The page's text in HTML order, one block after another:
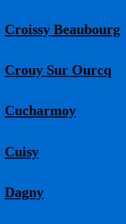
Croissy Beaubourg
Crouy Sur Ourcq
Cucharmoy
Cuisy
Dagny